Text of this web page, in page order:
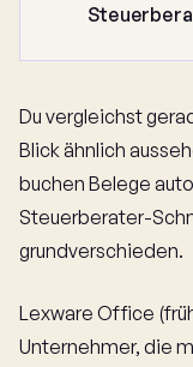
Du vergleichst
Blick ähnlich
buchen Belege
Steuerberater-
grundverschieden.
Lexware Office
Unternehmer, die